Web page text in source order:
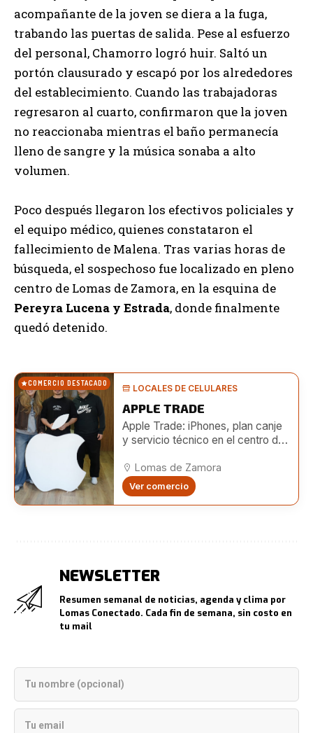
acompañante de la joven se diera a la fuga,
trabando las puertas de salida. Pese al esfuerzo
del personal, Chamorro logró huir. Saltó un
portón clausurado y escapó por los alrededores
del establecimiento. Cuando las trabajadoras
regresaron al cuarto, confirmaron que la joven
no reaccionaba mientras el baño permanecía
lleno de sangre y la música sonaba a alto
volumen.
Poco después llegaron los efectivos policiales y
el equipo médico, quienes constataron el
fallecimiento de Malena. Tras varias horas de
búsqueda, el sospechoso fue localizado en pleno
centro de Lomas de Zamora, en la esquina de
Pereyra Lucena y Estrada, donde finalmente
quedó detenido.
COMERCIO DESTACADO LOCALES DE CELULARES
APPLE TRADE
Apple Trade: iPhones, plan canje
y servicio técnico en el centro de
Lomas de Zamora
Ver comercio
NEWSLETTER
Resumen semanal de noticias, agenda y clima por
Lomas Conectado. Cada fin de semana, sin costo en
tu mail